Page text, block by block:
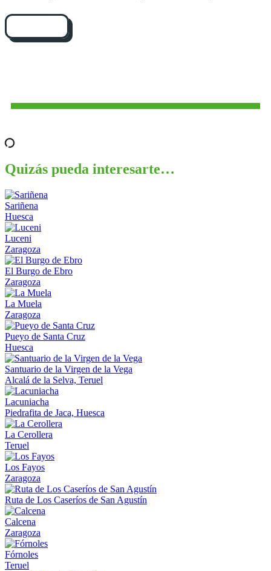
Quizás pueda interesarte…
Sariñena
Huesca
Luceni
Zaragoza
El Burgo de Ebro
Zaragoza
La Muela
Zaragoza
Pueyo de Santa Cruz
Huesca
Santuario de la Virgen de la Vega
Alcalá de la Selva, Teruel
Lacuniacha
Piedrafita de Jaca, Huesca
La Cerollera
Teruel
Los Fayos
Zaragoza
Ruta de Los Caseríos de San Agustín
Calcena
Zaragoza
Fórnoles
Teruel